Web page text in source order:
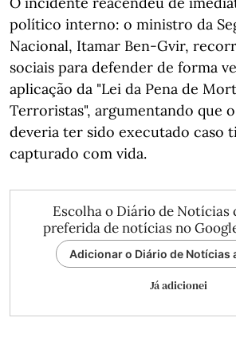
político interno: o ministro da
Nacional, Itamar Ben-Gvir,
sociais para defender de forma
aplicação da "Lei da Pena de
Terroristas", argumentando que
deveria ter sido executado caso
capturado com vida.
Escolha o Diário de Notícias
preferida de notícias no
Adicionar o Diário de Notícias
Já adicionei